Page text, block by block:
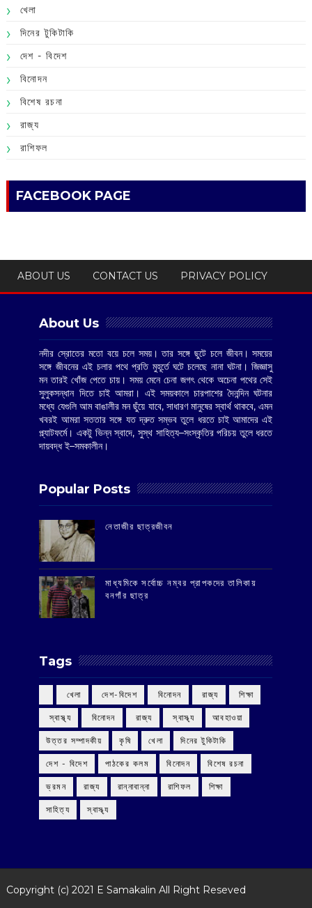
খেলা
দিনের টুকিটাকি
দেশ - বিদেশ
বিনোদন
বিশেষ রচনা
রাজ্য
রাশিফল
FACEBOOK PAGE
ABOUT US CONTACT US PRIVACY POLICY
About Us
নদীর স্রোতের মতো বয়ে চলে সময়। তার সঙ্গে ছুটে চলে জীবন। সময়ের
সঙ্গে জীবনের এই চলার পথে প্রতি মুহূর্তে ঘটে চলেছে নানা ঘটনা। জিজ্ঞাসু
মন তারই খোঁজ পেতে চায়। সময় মেনে চেনা জগৎ থেকে অচেনা পথের সেই
সুলুকসন্ধান দিতে চাই আমরা। এই সময়কালে চারপাশের দৈনন্দিন ঘটনার
মধ্যে যেগুলি আম বাঙালীর মন ছুঁয়ে যাবে, সাধারণ মানুষের স্বার্থ থাকবে, এমন
খবরই আমরা সততার সঙ্গে যত দ্রুত সম্ভব তুলে ধরতে চাই আমাদের এই
প্ল্যাটফর্মে। একটু ভিন্ন স্বাদে, সুস্থ সাহিত্য–সংস্কৃতির পরিচয় তুলে ধরতে
দায়বদ্ধ ই–সমকালীন।
Popular Posts
‌নেতাজীর ছাত্রজীবন
মাধ্যমিকে সর্বোচ্চ নম্বর প্রাপকদের তালিকায়
বনগাঁর ছাত্র
Tags
‌ খেলা ‌ দেশ-বিদেশ ‌ বিনোদন ‌ রাজ্য ‌ শিক্ষা
‌ স্বাস্থ্য ‌ বিনোদন ‌ রাজ্য ‌ স্বাস্থ্য আবহাওয়া
উত্তর সম্পাদকীয় কৃষি খেলা দিনের টুকিটাকি
দেশ - বিদেশ পাঠকের কলম বিনোদন বিশেষ রচনা
ভ্রমন রাজ্য রান্নাবান্না রাশিফল শিক্ষা
সাহিত্য স্বাস্থ্য
Copyright (c) 2021 E Samakalin All Right Reseved